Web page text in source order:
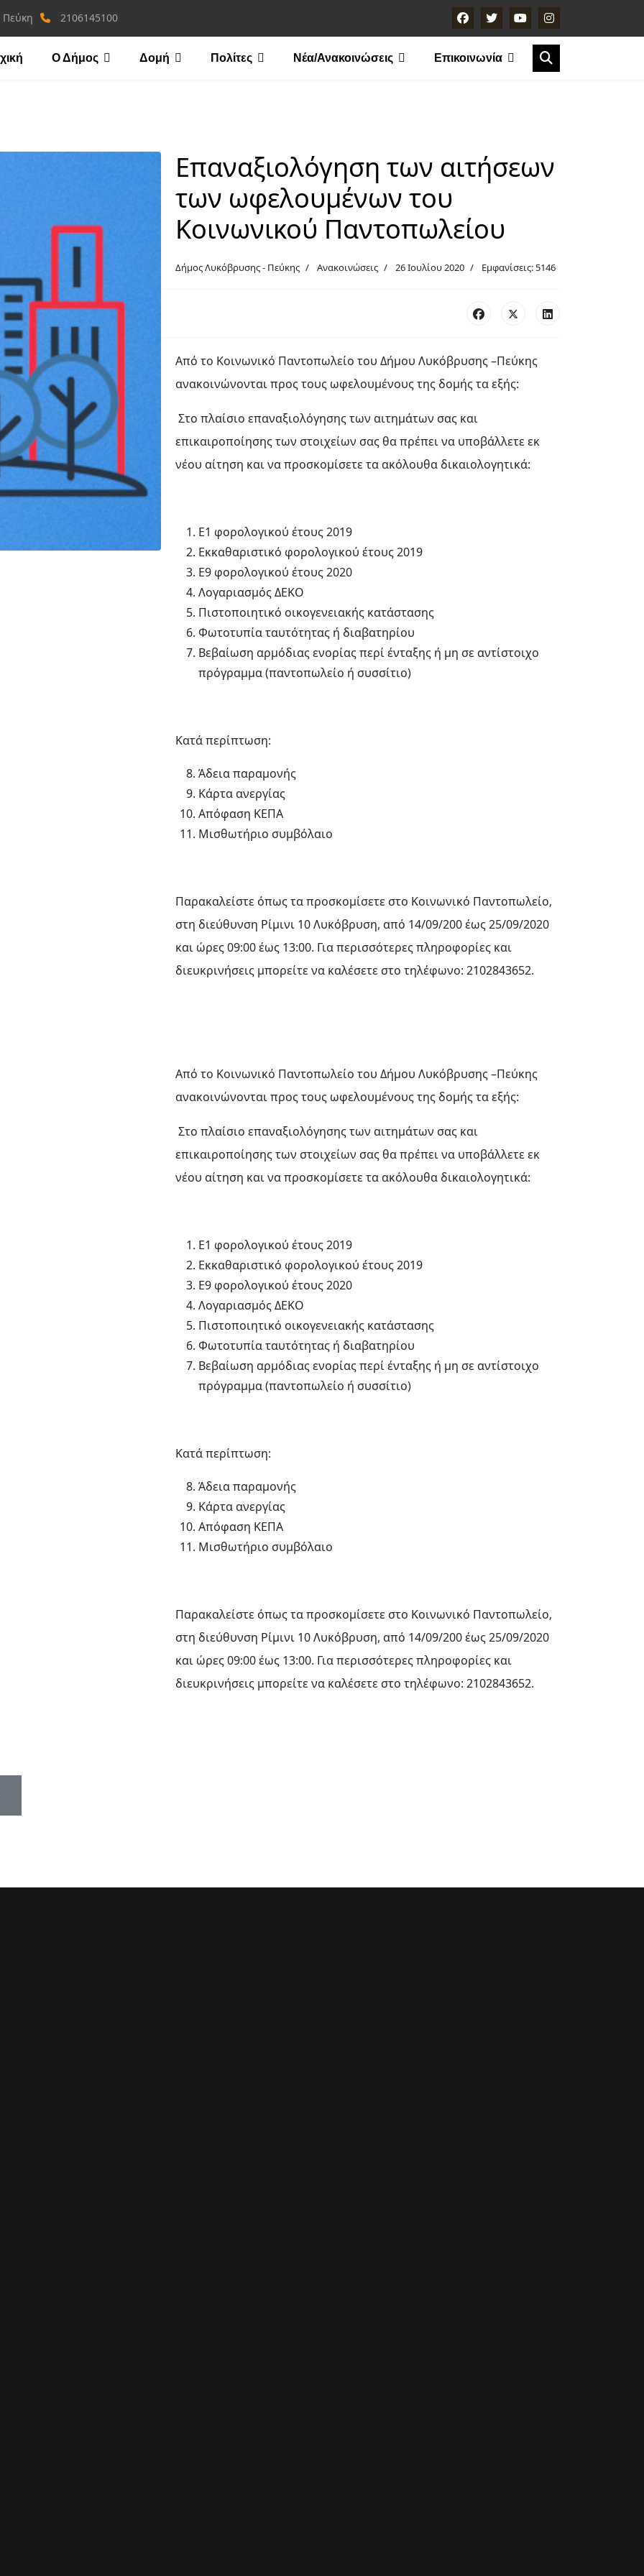
Πεύκη 2106145100
Ο Δήμος Δομή Πολίτες Νέα/Ανακοινώσεις Επικοινωνία
Επαναξιολόγηση των αιτήσεων
των ωφελουμένων του
Κοινωνικού Παντοπωλείου
Δήμος Λυκόβρυσης - Πεύκης Ανακοινώσεις 26 Ιουλίου 2020 Εμφανίσεις: 5146
Από το Κοινωνικό Παντοπωλείο του Δήμου Λυκόβρυσης –Πεύκης
ανακοινώνονται προς τους ωφελουμένους της δομής τα εξής:
Στο πλαίσιο επαναξιολόγησης των αιτημάτων σας και
επικαιροποίησης των στοιχείων σας θα πρέπει να υποβάλλετε εκ
νέου αίτηση και να προσκομίσετε τα ακόλουθα δικαιολογητικά:
Ε1 φορολογικού έτους 2019
Εκκαθαριστικό φορολογικού έτους 2019
Ε9 φορολογικού έτους 2020
Λογαριασμός ΔΕΚΟ
Πιστοποιητικό οικογενειακής κατάστασης
Φωτοτυπία ταυτότητας ή διαβατηρίου
Βεβαίωση αρμόδιας ενορίας περί ένταξης ή μη σε αντίστοιχο
πρόγραμμα (παντοπωλείο ή συσσίτιο)
Κατά περίπτωση:
Άδεια παραμονής
Κάρτα ανεργίας
Απόφαση ΚΕΠΑ
Μισθωτήριο συμβόλαιο
Παρακαλείστε όπως τα προσκομίσετε στο Κοινωνικό Παντοπωλείο,
στη διεύθυνση Ρίμινι 10 Λυκόβρυση, από 14/09/200 έως 25/09/2020
και ώρες 09:00 έως 13:00. Για περισσότερες πληροφορίες και
διευκρινήσεις μπορείτε να καλέσετε στο τηλέφωνο: 2102843652.
Από το Κοινωνικό Παντοπωλείο του Δήμου Λυκόβρυσης –Πεύκης
ανακοινώνονται προς τους ωφελουμένους της δομής τα εξής:
Στο πλαίσιο επαναξιολόγησης των αιτημάτων σας και
επικαιροποίησης των στοιχείων σας θα πρέπει να υποβάλλετε εκ
νέου αίτηση και να προσκομίσετε τα ακόλουθα δικαιολογητικά:
Ε1 φορολογικού έτους 2019
Εκκαθαριστικό φορολογικού έτους 2019
Ε9 φορολογικού έτους 2020
Λογαριασμός ΔΕΚΟ
Πιστοποιητικό οικογενειακής κατάστασης
Φωτοτυπία ταυτότητας ή διαβατηρίου
Βεβαίωση αρμόδιας ενορίας περί ένταξης ή μη σε αντίστοιχο
πρόγραμμα (παντοπωλείο ή συσσίτιο)
Κατά περίπτωση:
Άδεια παραμονής
Κάρτα ανεργίας
Απόφαση ΚΕΠΑ
Μισθωτήριο συμβόλαιο
Παρακαλείστε όπως τα προσκομίσετε στο Κοινωνικό Παντοπωλείο,
στη διεύθυνση Ρίμινι 10 Λυκόβρυση, από 14/09/200 έως 25/09/2020
και ώρες 09:00 έως 13:00. Για περισσότερες πληροφορίες και
διευκρινήσεις μπορείτε να καλέσετε στο τηλέφωνο: 2102843652.
ΑΙΜΟΔΟΣΊΑ ΣΤΗΝ ΑΊΘΟΥΣΑ Μ. ΑΝΑΓΝΩΣΤΆΚΗΣ
ΕΓΓΡΑΦΉ ΜΑΘΗΤΏΝ ΣΤΟ ΚΟΙΝΩΝΙΚΌ ΦΡΟΝΤΙΣΤΉΡΙΟ